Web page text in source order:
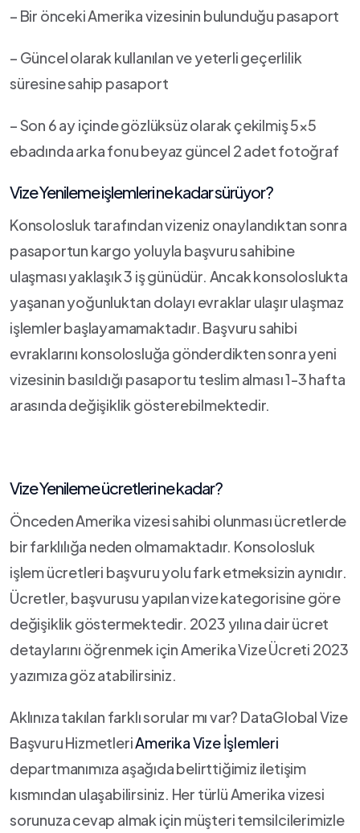
– Bir önceki Amerika vizesinin bulunduğu pasaport
– Güncel olarak kullanılan ve yeterli geçerlilik
süresine sahip pasaport
– Son 6 ay içinde gözlüksüz olarak çekilmiş 5×5
ebadında arka fonu beyaz güncel 2 adet fotoğraf
Vize Yenileme işlemleri ne kadar sürüyor?
Konsolosluk tarafından vizeniz onaylandıktan sonra
pasaportun kargo yoluyla başvuru sahibine
ulaşması yaklaşık 3 iş günüdür. Ancak konsoloslukta
yaşanan yoğunluktan dolayı evraklar ulaşır ulaşmaz
işlemler başlayamamaktadır. Başvuru sahibi
evraklarını konsolosluğa gönderdikten sonra yeni
vizesinin basıldığı pasaportu teslim alması 1-3 hafta
arasında değişiklik gösterebilmektedir.
Vize Yenileme ücretleri ne kadar?
Önceden Amerika vizesi sahibi olunması ücretlerde
bir farklılığa neden olmamaktadır. Konsolosluk
işlem ücretleri başvuru yolu fark etmeksizin aynıdır.
Ücretler, başvurusu yapılan vize kategorisine göre
değişiklik göstermektedir. 2023 yılına dair ücret
detaylarını öğrenmek için Amerika Vize Ücreti 2023
yazımıza göz atabilirsiniz.
Aklınıza takılan farklı sorular mı var? DataGlobal Vize
Başvuru HizmetleriAmerika Vize İşlemleri
departmanımıza aşağıda belirttiğimiz iletişim
kısmından ulaşabilirsiniz. Her türlü Amerika vizesi
sorunuza cevap almak için müşteri temsilcilerimizle